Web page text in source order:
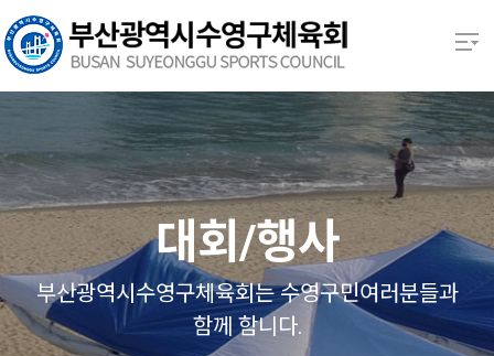
본문 바로가기
열기
열기
열기
열기
대회/행사
부산광역시수영구체육회는 수영구민여러분들과
함께 함니다.